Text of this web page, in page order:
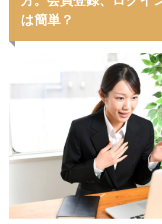
は簡単？